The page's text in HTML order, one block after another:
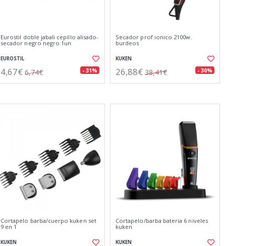
Eurostil doble jabali cepillo alisado-
secador negro negro 1un
EUROSTIL
4,67€ 6,74€ - 31%
Secador prof.ionico 2100w.
burdeos
KUKEN
26,88€ 38,41€ - 30%
Cortapelo barba/cuerpo kuken set
9 en 1
KUKEN
Cortapelo/barba bateria 6 niveles
kuken
KUKEN